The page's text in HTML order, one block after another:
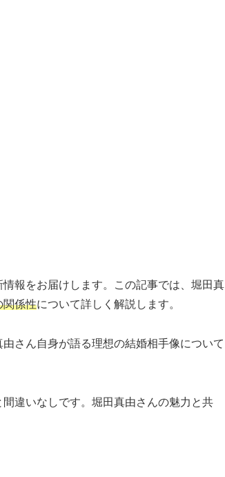
報をお届けします。この記事では、堀田真
関係性について詳しく解説します。
さん自身が語る理想の結婚相手像について
違いなしです。堀田真由さんの魅力と共